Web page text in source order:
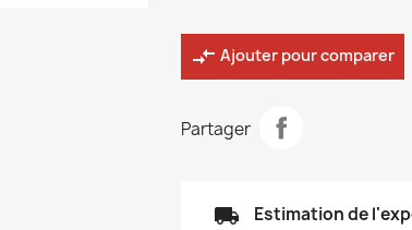
compare_arrows Ajouter pour comparer
Partager
local_shipping Estimation de